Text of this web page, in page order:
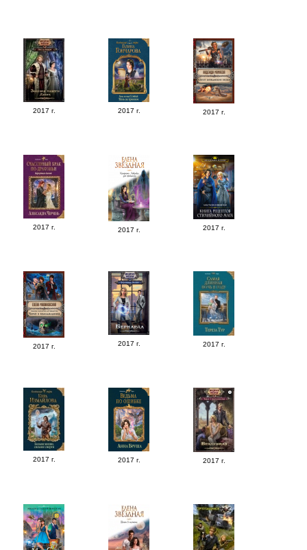
2017 г. 2017 г. 2017 г.
2017 г. 2017 г. 2017 г.
2017 г. 2017 г. 2017 г.
2017 г. 2017 г. 2017 г.